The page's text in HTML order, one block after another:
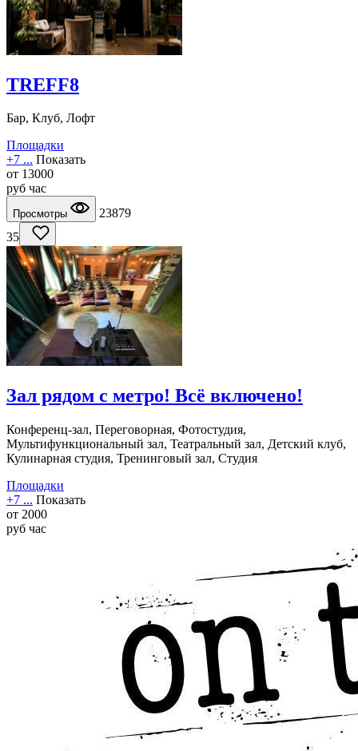
TREFF8
Бар, Клуб, Лофт
Площадки
+7 ... Показать
от 13000
руб час
Просмотры
23879
35
Зал рядом с метро! Всё включено!
Конференц-зал, Переговорная, Фотостудия,
Мультифункциональный зал, Театральный зал, Детский клуб,
Кулинарная студия, Тренинговый зал, Студия
Площадки
+7 ... Показать
от 2000
руб час